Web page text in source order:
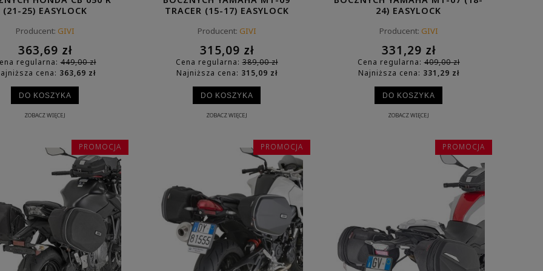
(21-25) EASYLOCK
Producent: GIVI
363,69 zł
regularna:449,00 zł
cena: 363,69 zł
DO KOSZYKA
ZOBACZ WIĘCEJ
TRACER (15-17) EASYLOCK
Producent: GIVI
315,09 zł
Cena regularna:389,00 zł
Najniższa cena: 315,09 zł
DO KOSZYKA
ZOBACZ WIĘCEJ
24) EASYLOCK
Producent: GIVI
331,29 zł
Cena regularna:409,00 zł
Najniższa cena: 331,29 zł
DO KOSZYKA
ZOBACZ WIĘCEJ
PROMOCJA PROMOCJA PROMOCJA